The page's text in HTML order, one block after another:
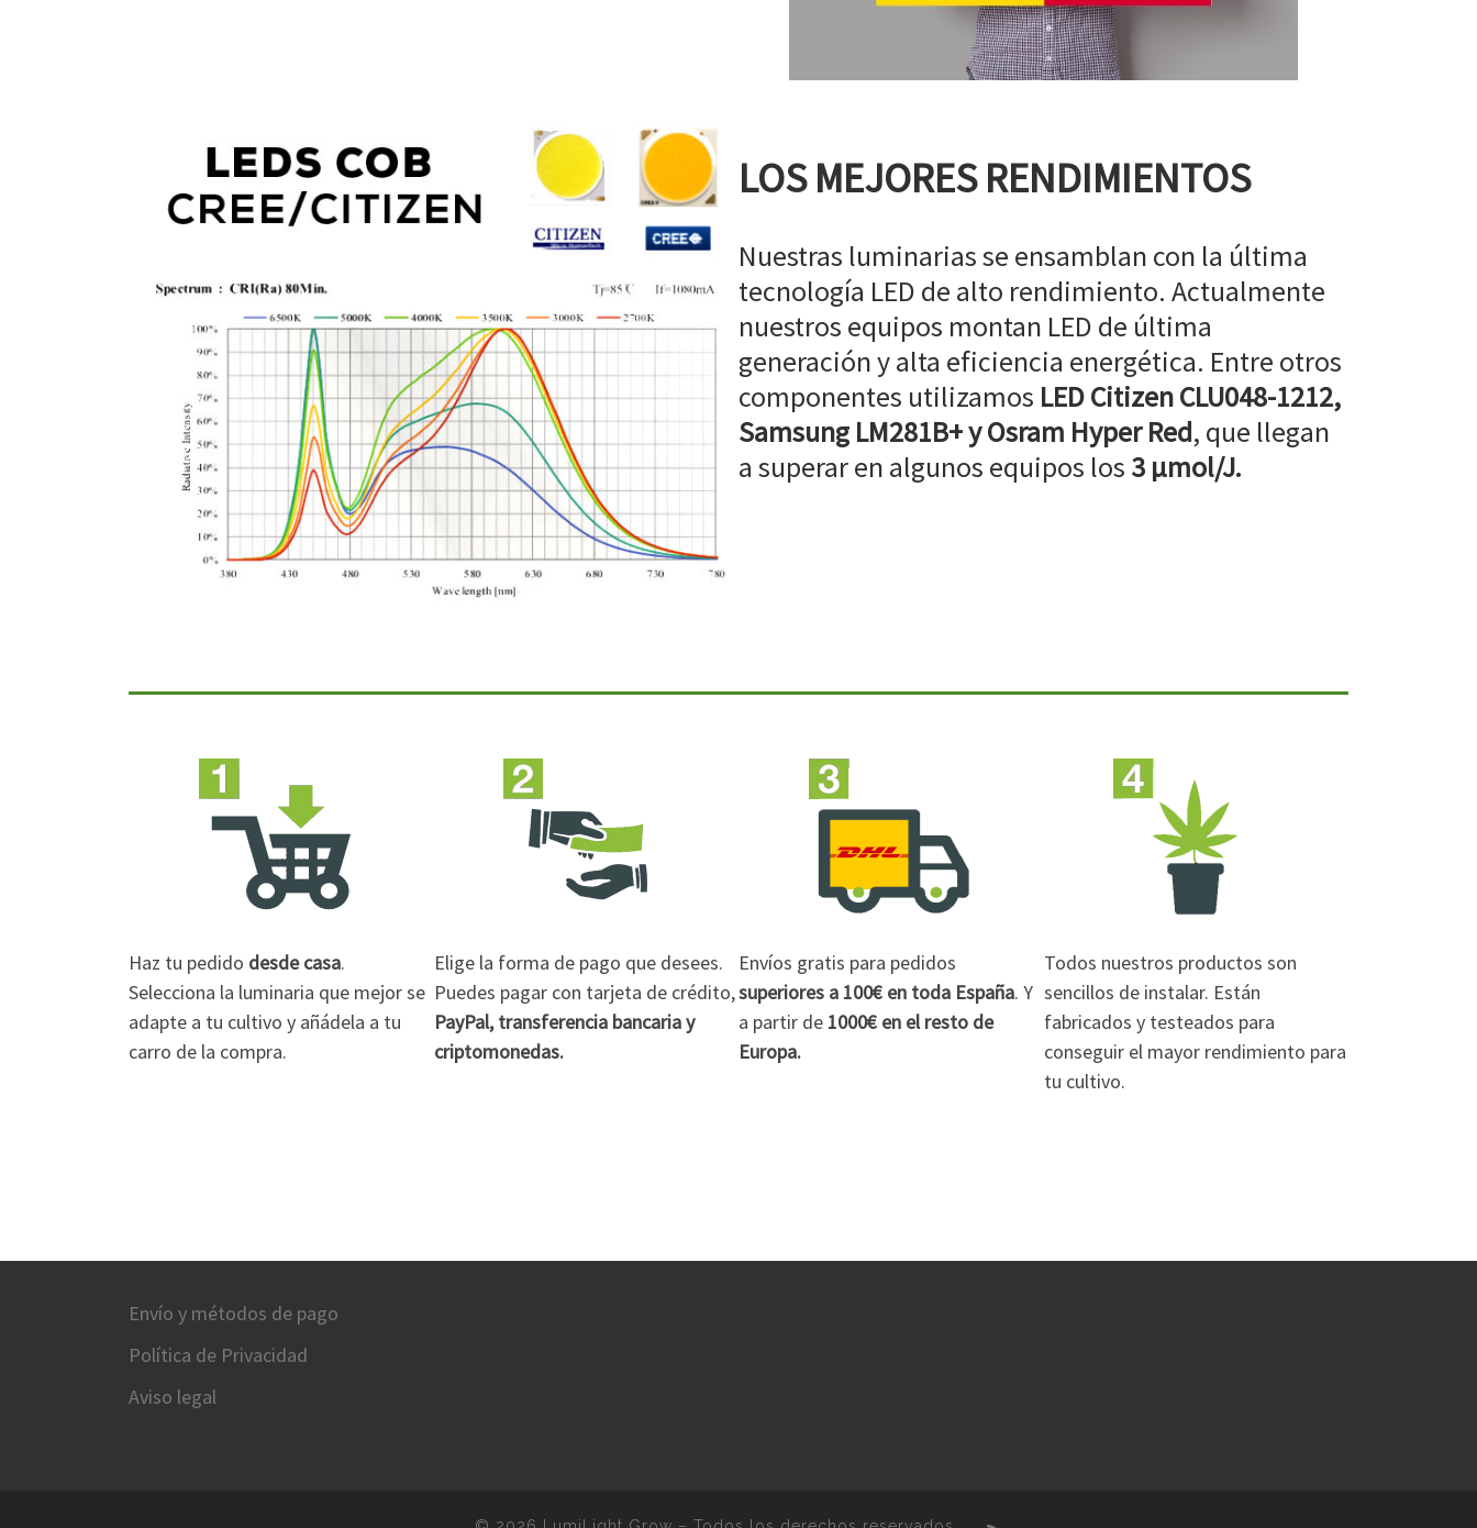
LOS MEJORES RENDIMIENTOS
Nuestras luminarias se ensamblan con la última
tecnología LED de alto rendimiento. Actualmente
nuestros equipos montan LED de última
generación y alta eficiencia energética. Entre otros
componentes utilizamos LED Citizen CLU048-1212,
Samsung LM281B+ y Osram Hyper Red, que llegan
a superar en algunos equipos los 3 µmol/J.
Haz tu pedido desde casa.
Selecciona la luminaria que mejor se
adapte a tu cultivo y añádela a tu
carro de la compra.
Elige la forma de pago que desees.
Puedes pagar con tarjeta de crédito,
PayPal, transferencia bancaria y
criptomonedas.
Envíos gratis para pedidos
superiores a 100€ en toda España. Y
a partir de 1000€ en el resto de
Europa.
Todos nuestros productos son
sencillos de instalar. Están
fabricados y testeados para
conseguir el mayor rendimiento para
tu cultivo.
Envío y métodos de pago
Política de Privacidad
Aviso legal